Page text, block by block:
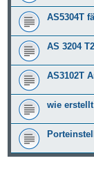
AS5304T
AS 3204
AS3102T
wie